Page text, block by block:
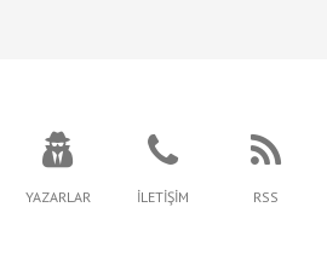
YAZARLAR İLETİŞİM RSS